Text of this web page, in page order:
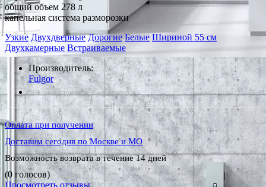
общий объем 278 л
капельная система разморозки
Узкие Двухдверные Дорогие Белые Шириной 55 см
Двухкамерные Встраиваемые
Производитель:
Fulgor
*Наличие уточняйте у менеджера
Оплата при получении
Доставим сегодня по Москве и МО
Возможность возврата в течение 14 дней
(0 голосов)
Просмотреть отзывы